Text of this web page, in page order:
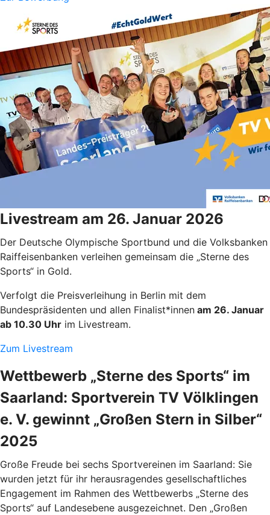
Livestream am 26. Januar 2026
Der Deutsche Olympische Sportbund und die Volksbanken
Raiffeisenbanken verleihen gemeinsam die „Sterne des
Sports“ in Gold.
Verfolgt die Preisverleihung in Berlin mit dem
Bundespräsidenten und allen Finalist*innen am 26. Januar
ab 10.30 Uhr im Livestream.
Zum Livestream
Wettbewerb „Sterne des Sports“ im
Saarland: Sportverein TV Völklingen
e. V. gewinnt „Großen Stern in Silber“
2025
Große Freude bei sechs Sportvereinen im Saarland: Sie
wurden jetzt für ihr herausragendes gesellschaftliches
Engagement im Rahmen des Wettbewerbs „Sterne des
Sports“ auf Landesebene ausgezeichnet. Den „Großen